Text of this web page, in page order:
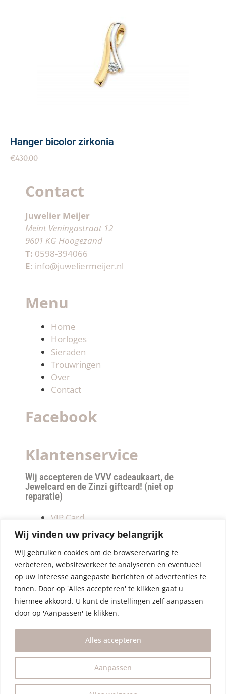
Wij vinden uw privacy belangrijk
Wij gebruiken cookies om de browserervaring te
verbeteren, websiteverkeer te analyseren en eventueel
op uw interesse aangepaste berichten of advertenties te
tonen. Door op 'Alles accepteren' te klikken gaat u
hiermee akkoord. U kunt de instellingen zelf aanpassen
door op 'Aanpassen' te klikken.
Aanpassen
Alles accepteren
Hanger bicolor zirkonia
€430.00
Contact
Juwelier Meijer
Meint Veningastraat 12
9601 KG Hoogezand
T: 0598-394066
E: info@juweliermeijer.nl
Menu
Home
Horloges
Sieraden
Trouwringen
Over
Contact
Facebook
Klantenservice
Wij accepteren de VVV cadeaukaart, de
Jewelcard en de Zinzi giftcard! (niet op
reparatie)
VIP Card
Retourneren
Betalen & verzendkosten
Privacy Policy
Algemene Voorwaarden